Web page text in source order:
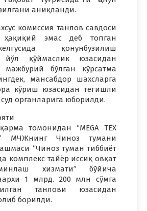
аниқланди.
комиссия танлов савдоси
ҳақиқий эмас деб топган
қонунбузилиш
йўл қўймаслик юзасидан
бўлган кўрсатма
мансабдор шахсларга
кўриш юзасидан тегишли
органларига юборилди.
томонидан “MEGA TEX
МЧЖнинг Чиноз тумани
“Чиноз туман тиббиёт
комплекс тайёр иссиқ овқат
хизмати” бўйича
1 млрд. 200 млн сўмга
танлови юзасидан
борилди.